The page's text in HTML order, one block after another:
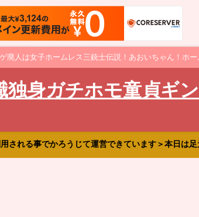
人は女子ホームレス三銃士伝説！あおいちゃん！ホ
身ガチホモ童貞ギ
れる事でかろうじて運営できています＞本日は